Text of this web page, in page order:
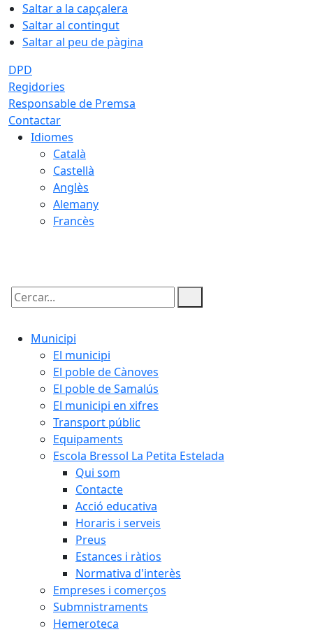
Saltar a la capçalera
Saltar al contingut
Saltar al peu de pàgina
DPD
Regidories
Responsable de Premsa
Contactar
Idiomes
Català
Castellà
Anglès
Alemany
Francès
Cercar:
Municipi
El municipi
El poble de Cànoves
El poble de Samalús
El municipi en xifres
Transport públic
Equipaments
Escola Bressol La Petita Estelada
Qui som
Contacte
Acció educativa
Horaris i serveis
Preus
Estances i ràtios
Normativa d'interès
Empreses i comerços
Submnistraments
Hemeroteca